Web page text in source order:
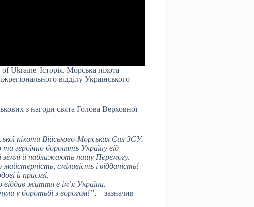
Ukraine| Історія. Морська піхота
відділу Українського
з нагоди свята Голова Верховної
піхоти Військово-Морських Сил ЗСУ.
героїчно боронять Україну від
землі й наближають нашу Перемогу.
сміливість і відданість!
й присязі.
життя в ім’я України.
у боротьбі з ворогом!”, – зазначив